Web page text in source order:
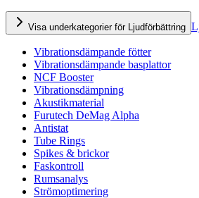
Visa underkategorier för Ljudförbättring
Vibrationsdämpande fötter
Vibrationsdämpande basplattor
NCF Booster
Vibrationsdämpning
Akustikmaterial
Furutech DeMag Alpha
Antistat
Tube Rings
Spikes & brickor
Faskontroll
Rumsanalys
Strömoptimering